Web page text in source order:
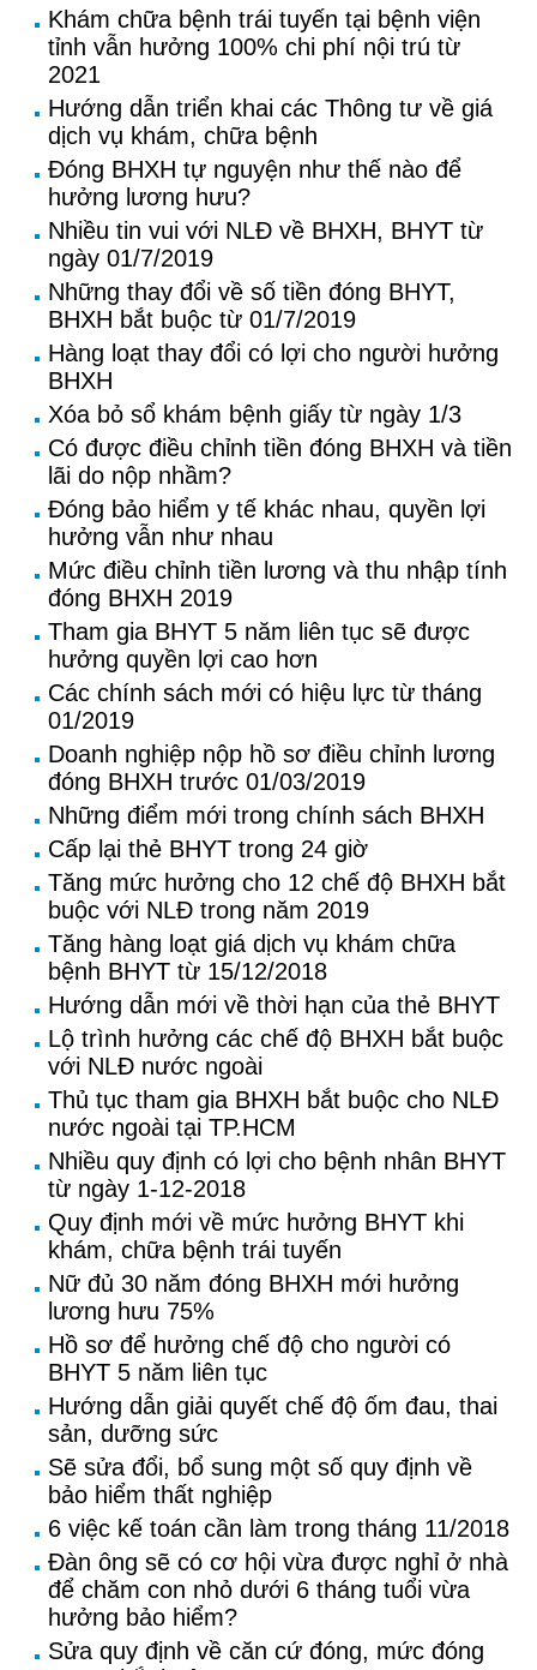
Khám chữa bệnh trái tuyến tại bệnh viện
tỉnh vẫn hưởng 100% chi phí nội trú từ
2021
Hướng dẫn triển khai các Thông tư về giá
dịch vụ khám, chữa bệnh
Đóng BHXH tự nguyện như thế nào để
hưởng lương hưu?
Nhiều tin vui với NLĐ về BHXH, BHYT từ
ngày 01/7/2019
Những thay đổi về số tiền đóng BHYT,
BHXH bắt buộc từ 01/7/2019
Hàng loạt thay đổi có lợi cho người hưởng
BHXH
Xóa bỏ sổ khám bệnh giấy từ ngày 1/3
Có được điều chỉnh tiền đóng BHXH và tiền
lãi do nộp nhầm?
Đóng bảo hiểm y tế khác nhau, quyền lợi
hưởng vẫn như nhau
Mức điều chỉnh tiền lương và thu nhập tính
đóng BHXH 2019
Tham gia BHYT 5 năm liên tục sẽ được
hưởng quyền lợi cao hơn
Các chính sách mới có hiệu lực từ tháng
01/2019
Doanh nghiệp nộp hồ sơ điều chỉnh lương
đóng BHXH trước 01/03/2019
Những điểm mới trong chính sách BHXH
Cấp lại thẻ BHYT trong 24 giờ
Tăng mức hưởng cho 12 chế độ BHXH bắt
buộc với NLĐ trong năm 2019
Tăng hàng loạt giá dịch vụ khám chữa
bệnh BHYT từ 15/12/2018
Hướng dẫn mới về thời hạn của thẻ BHYT
Lộ trình hưởng các chế độ BHXH bắt buộc
với NLĐ nước ngoài
Thủ tục tham gia BHXH bắt buộc cho NLĐ
nước ngoài tại TP.HCM
Nhiều quy định có lợi cho bệnh nhân BHYT
từ ngày 1-12-2018
Quy định mới về mức hưởng BHYT khi
khám, chữa bệnh trái tuyến
Nữ đủ 30 năm đóng BHXH mới hưởng
lương hưu 75%
Hồ sơ để hưởng chế độ cho người có
BHYT 5 năm liên tục
Hướng dẫn giải quyết chế độ ốm đau, thai
sản, dưỡng sức
Sẽ sửa đổi, bổ sung một số quy định về
bảo hiểm thất nghiệp
6 việc kế toán cần làm trong tháng 11/2018
Đàn ông sẽ có cơ hội vừa được nghỉ ở nhà
để chăm con nhỏ dưới 6 tháng tuổi vừa
hưởng bảo hiểm?
Sửa quy định về căn cứ đóng, mức đóng